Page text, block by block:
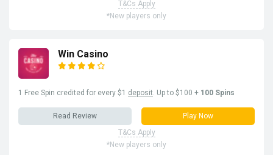
T&Cs Apply
*New players only
Win Casino
1 Free Spin credited for every $1 deposit. Up to $100 + 100 Spins
Read Review
Play Now
T&Cs Apply
*New players only